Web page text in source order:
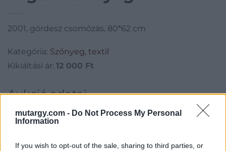
mutargy.com - Do Not Process My Personal
Information
If you wish to opt-out of the sale, sharing to third parties, or
2001, gördesz csomózás, 80*62 cm
Kategória: Szőnyeg, textil
Kikiáltási ár: 12 000 Ft
Aukció adatai
Aukció neve:41. Aukció Festmény, műtárgy, varia aukció
Aukció ideje: 18:00